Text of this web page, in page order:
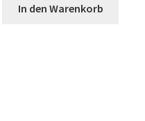
In den Warenkorb